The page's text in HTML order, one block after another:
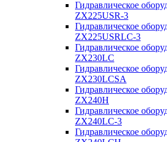
Гидравлическое
ZX225USR-3
Гидравлическое
ZX225USRLC-3
Гидравлическое
ZX230LC
Гидравлическое
ZX230LCSA
Гидравлическое
ZX240H
Гидравлическое
ZX240LC-3
Гидравлическое